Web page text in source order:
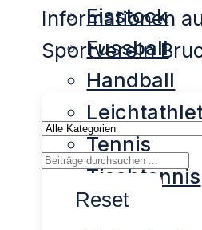
Eisstock
Fussball
Handball
Tennis
Tischtennis
Turnen
Informationen
Sportverein
Reset